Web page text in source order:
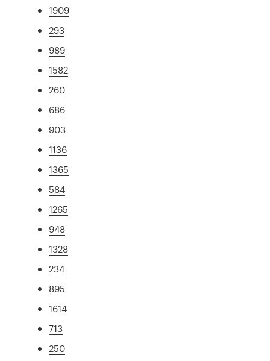
1909
293
989
1582
260
686
903
1136
1365
584
1265
948
1328
234
895
1614
713
250